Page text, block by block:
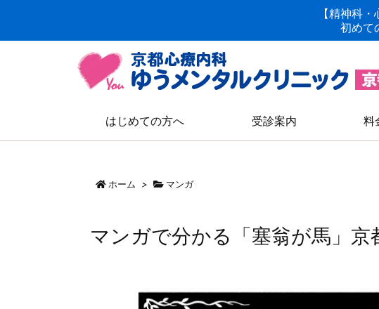
【精神科
初めて
はじめての方へ 受診案内 料
ホーム > マンガ
マンガで分かる「塞翁が馬」京